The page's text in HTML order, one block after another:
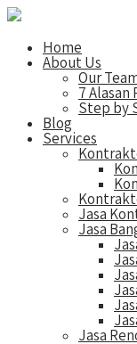
Home
About Us
Our
7 Alasan
Step by
Blog
Services
Jasa
Jasa
Jasa